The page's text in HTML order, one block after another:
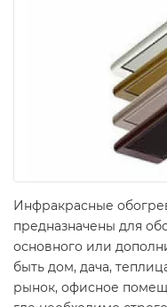
Инфракрасные
предназначены для
основного или
быть дом, дача,
рынок, офисное